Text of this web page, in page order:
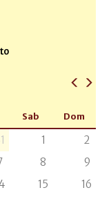
Sab Dom
1
2
8
9
15
16